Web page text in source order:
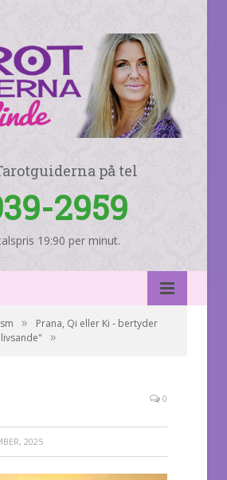
på tel
2959
19:90 per minut.
»
Prana, Qi eller Ki - bertyder
»
0
2025